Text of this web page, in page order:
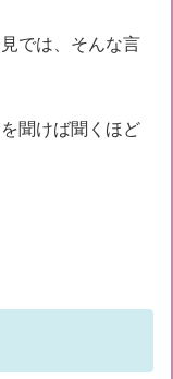
では、そんな言
聞けば聞くほど